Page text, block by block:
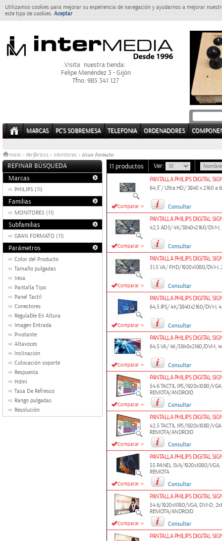
Utilizamos cookies para mejorar su experiencia de navegación y ayudarnos a mejorar
este tipo de cookies. Aceptar
Visita nuestra tienda:
Felipe Menéndez 3 - Gijón
Tfno: 985 341 127
MARCAS PC'S SOBREMESA TELEFONIA ORDENADORES
Inicio > Perifericos » Monitores » Gran formato
REFINAR BÚSQUEDA
Marcas
PHILIPS (11)
Familias
MONITORES (11)
Subfamilias
GRAN FORMATO (11)
Parámetros
Color del Producto
Tamaño pulgadas
Vesa
Pantalla Tipo
Panel Tactil
Conectores
Regulable En Altura
Imagen Entrada
Pivotante
Altavoces
Inclinación
Colocación soporte
Respuesta
Hdmi
Tasa De Refresco
Rango pulgadas
Resolución
11 productos Ver:
Comparar »
PANTALLA PHILIPS DIGITAL
64,5"/ Ultra HD/ 3840 x 2160 a
Consultar
Comparar »
PANTALLA PHILIPS DIGITAL
42,5 ADS/ 4K/3840x2160/DVI-I,
Consultar
Comparar »
PANTALLA PHILIPS DIGITAL
31,5 VA/ FHD/1920x1080/DVI-I,
Consultar
Comparar »
PANTALLA PHILIPS DIGITAL
64,5 IPS/ 4K/3840x2160/DVI-I,
Consultar
Comparar »
PANTALLA PHILIPS DIGITAL
64,5 VA/ 4K/3840x2160/DVI-I,
Consultar
Comparar »
PANTALLA PHILIPS DIGITAL
54.6 TACTIL IPS/1920x1080/
REMOTA/ANDROID
Consultar
Comparar »
PANTALLA PHILIPS DIGITAL
42.5 TACTIL IPS/1920x1080/
REMOTA/ANDROID
Consultar
Comparar »
PANTALLA PHILIPS DIGITAL
55 PANEL SVA/1920x1080/
REMOTA
Consultar
Comparar »
PANTALLA PHILIPS DIGITAL
54.6/1920x1080/VGA, DVI-D,
REMOTA/ANDROID
Consultar
PANTALLA PHILIPS DIGITAL